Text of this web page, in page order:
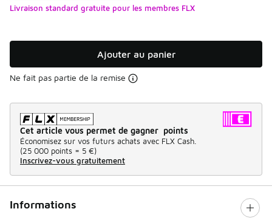
Livraison standard gratuite pour les membres FLX
Ajouter au panier
Ne fait pas partie de la remise
Cet article vous permet de gagner points
Économisez sur vos futurs achats avec FLX Cash.
(25 000 points = 5 €)
Inscrivez-vous gratuitement
Informations